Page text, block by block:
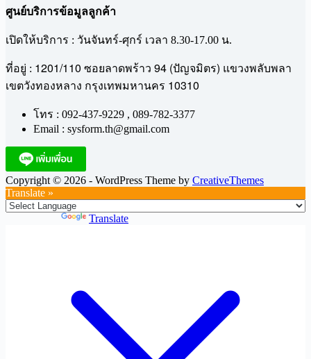
ศูนย์บริการข้อมูลลูกค้า
เปิดให้บริการ : วันจันทร์-ศุกร์ เวลา 8.30-17.00 น.
ที่อยู่ : 1201/110 ซอยลาดพร้าว 94 (ปัญจมิตร) แขวงพลับพลา
เขตวังทองหลาง กรุงเทพมหานคร 10310
โทร : 092-437-9229 , 089-782-3377
Email : sysform.th@gmail.com
Copyright © 2026 - WordPress Theme by CreativeThemes
Translate »
Translate